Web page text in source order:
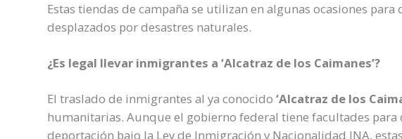
Estas tiendas de campaña se utilizan en algunas ocasiones
desplazados por desastres naturales.
¿Es legal llevar inmigrantes a ‘Alcatraz de los Caimanes’?
El traslado de inmigrantes al ya conocido ‘Alcatraz de los
humanitarias. Aunque el gobierno federal tiene facultades para
deportación bajo la Ley de Inmigración y Nacionalidad INA,